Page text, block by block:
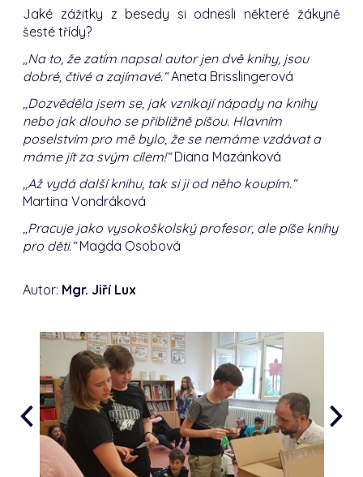
Jaké zážitky z besedy si odnesli některé žákyně
šesté třídy?
,,Na to, že zatím napsal autor jen dvě knihy, jsou
dobré, čtivé a zajímavé.“Aneta Brisslingerová
,,Dozvěděla jsem se, jak vznikají nápady na knihy
nebo jak dlouho se přibližně píšou. Hlavním
poselstvím pro mě bylo, že se nemáme vzdávat a
máme jít za svým cílem!“Diana Mazánková
,,Až vydá další knihu, tak si ji od něho koupím.“
Martina Vondráková
,,Pracuje jako vysokoškolský profesor, ale píše knihy
pro děti.“Magda Osobová
Autor: Mgr. Jiří Lux